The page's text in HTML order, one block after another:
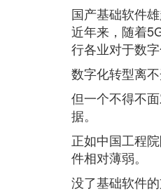
国产基础软件
近年来，随着
行各业对于数
数字化转型离
但一个不得不
据。
正如中国工程
件相对薄弱。
没了基础软件的